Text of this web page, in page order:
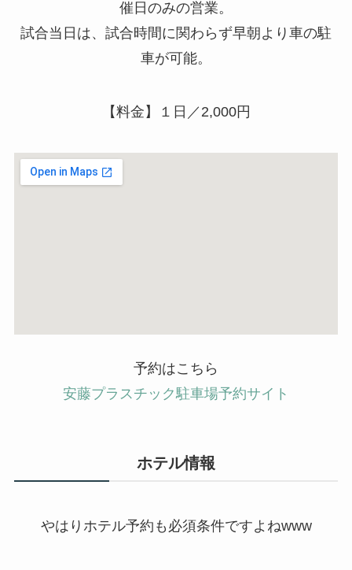
催日のみの営業。
試合当日は、試合時間に関わらず早朝より車の駐
車が可能。
【料金】１日／2,000円
予約はこちら
安藤プラスチック駐車場予約サイト
ホテル情報
やはりホテル予約も必須条件ですよねwww